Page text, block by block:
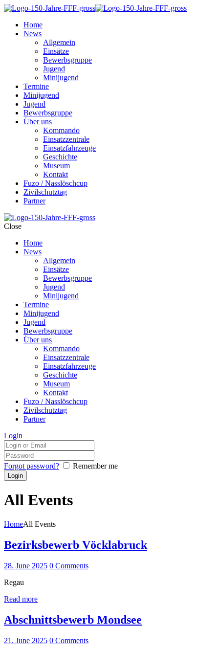
Home
News
Allgemein
Einsätze
Bewerbsgruppe
Jugend
Minijugend
Termine
Minijugend
Jugend
Bewerbsgruppe
Über uns
Kommando
Einsatzzentrale
Einsatzfahrzeuge
Geschichte
Museum
Kontakt
Fuzo / Nasslöschcup
Zivilschutztag
Partner
Close
Home
News
Allgemein
Einsätze
Bewerbsgruppe
Jugend
Minijugend
Termine
Minijugend
Jugend
Bewerbsgruppe
Über uns
Kommando
Einsatzzentrale
Einsatzfahrzeuge
Geschichte
Museum
Kontakt
Fuzo / Nasslöschcup
Zivilschutztag
Partner
Login
Forgot password? Remember me
All Events
HomeAll Events
Bezirksbewerb Vöcklabruck
28. June 2025 0 Comments
Regau
Read more
Abschnittsbewerb Mondsee
21. June 2025 0 Comments